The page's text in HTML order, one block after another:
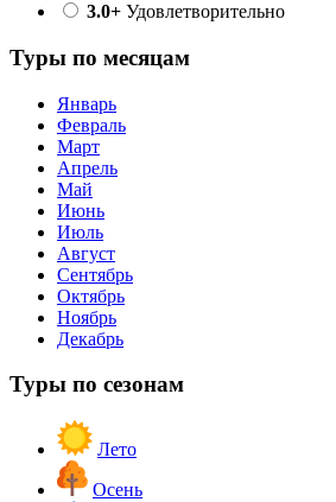
3.0+ Удовлетворительно
Туры по месяцам
Январь
Февраль
Март
Апрель
Май
Июнь
Июль
Август
Сентябрь
Октябрь
Ноябрь
Декабрь
Туры по сезонам
Лето
Осень